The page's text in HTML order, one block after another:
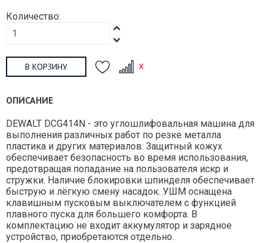
Количество:
В КОРЗИНУ
ОПИСАНИЕ
DEWALT DCG414N - это углошлифовальная машина для
выполнения различных работ по резке металла
пластика и других материалов. Защитный кожух
обеспечивает безопасность во время использования,
предотвращая попадание на пользователя искр и
стружки. Наличие блокировки шпинделя обеспечивает
быструю и лёгкую смену насадок. УШМ оснащена
клавишным пусковым выключателем с функцией
плавного пуска для большего комфорта. В
комплектацию не входит аккумулятор и зарядное
устройство, приобретаются отдельно.